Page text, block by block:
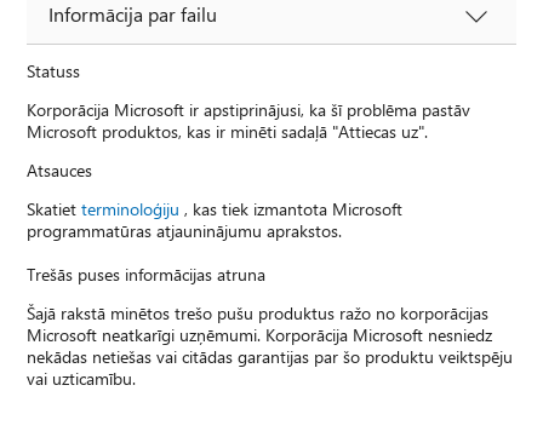
Informācija par failu
Statuss
Korporācija Microsoft ir apstiprinājusi, ka šī problēma pastāv
Microsoft produktos, kas ir minēti sadaļā "Attiecas uz".
Atsauces
Skatietterminoloģiju , kas tiek izmantota Microsoft
programmatūras atjauninājumu aprakstos.
Trešās puses informācijas atruna
Šajā rakstā minētos trešo pušu produktus ražo no korporācijas
Microsoft neatkarīgi uzņēmumi. Korporācija Microsoft nesniedz
nekādas netiešas vai citādas garantijas par šo produktu veiktspēju
vai uzticamību.